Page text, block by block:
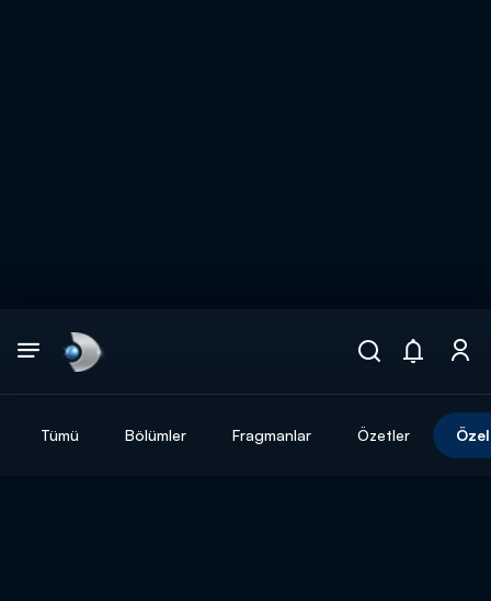
Tümü Bölümler Fragmanlar Özetler